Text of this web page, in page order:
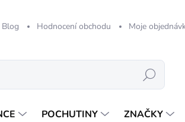
Blog Hodnocení obchodu Moje
Hledat
POCHUTINY ZNAČKY